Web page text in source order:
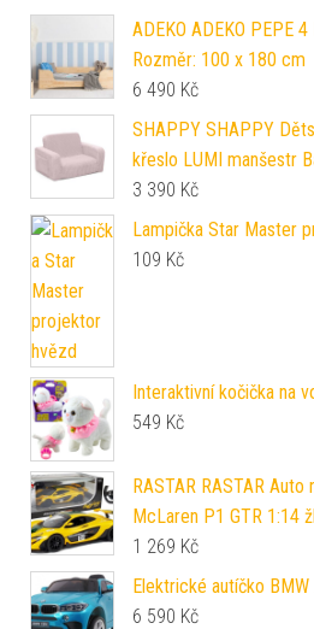
ADEKO ADEKO PEPE
Rozměr: 100 x 180 cm
6 490 Kč
SHAPPY SHAPPY
křeslo LUMI manšestr
3 390 Kč
Lampička Star Master
109 Kč
Interaktivní kočička na
549 Kč
RASTAR RASTAR
McLaren P1 GTR 1:14
1 269 Kč
Elektrické autíčko
6 590 Kč